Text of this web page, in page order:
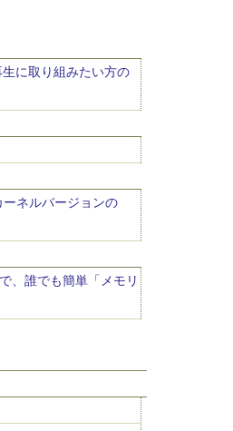
に取り組みたい方の
ーネルバージョンの
、誰でも簡単「メモリ